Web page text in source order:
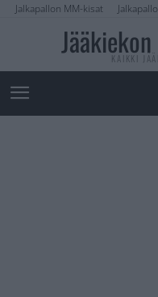
Jalkapallon MM-kisat
KAIKKI